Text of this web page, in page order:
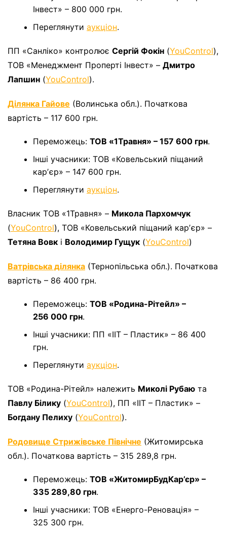
Інвест» – 800 000 грн.
Переглянути аукціон.
ПП «Санліко» контролює Сергій Фокін (YouControl),
ТОВ «Менеджмент Проперті Інвест» – Дмитро
Лапшин (YouControl).
Ділянка Гайове (Волинська обл.). Початкова
вартість – 117 600 грн.
Переможець: ТОВ «1Травня» – 157 600 грн.
Інші учасники: ТОВ «Ковельський піщаний
карʼєр» – 147 600 грн.
Переглянути аукціон.
Власник ТОВ «1Травня» – Микола Пархомчук
(YouControl), ТОВ «Ковельський піщаний карʼєр» –
Тетяна Вовк і Володимир Гущук (YouControl)
Ватрівська ділянка (Тернопільська обл.). Початкова
вартість – 86 400 грн.
Переможець: ТОВ «Родина-Рітейл» –
256 000 грн.
Інші учасники: ПП «ІІТ – Пластик» – 86 400
грн.
Переглянути аукціон.
ТОВ «Родина-Рітейл» належить Миколі Рубаю та
Павлу Білику (YouControl), ПП «ІІТ – Пластик» –
Богдану Пелиху (YouControl).
Родовище Стрижівське Північне (Житомирська
обл.). Початкова вартість – 315 289,8 грн.
Переможець: ТОВ «ЖитомирБудКар’єр» –
335 289,80 грн.
Інші учасники: ТОВ «Енерго-Реновація» –
325 300 грн.